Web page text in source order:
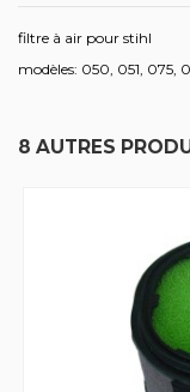
filtre à air pour stihl
modèles: 050, 051, 075,
8 AUTRES